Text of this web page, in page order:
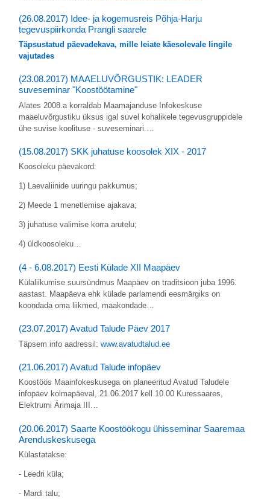
(26.08.2017) Idee- ja kogemusreis Põhja-Harju
tegevuspiirkonda Prangli saarele
Täpsustatud päevadekava, mille leiate käesolevale lingile
vajutades
(23.08.2017) MAAELUVÕRGUSTIK: LEADER
suveseminar "Koostöötamine"
Alates 2008.a korraldab Maamajanduse Infokeskuse
maaeluvõrgustiku üksus igal suvel kohalikele tegevusgruppidele
ühe suvise koolituse - suveseminari.…
(15.08.2017) SKK juhatuse koosolek XIX - 2017
Koosoleku päevakord:
1) Laevaliinide uuringu pakkumus;
2) Meede 1 menetlemise ajakava;
3) juhatuse valimise korra arutelu;
4) üldkoosoleku…
(4 - 6.08.2017) Eesti Külade XII Maapäev
Külaliikumise suursündmus Maapäev on traditsioon juba 1996.
aastast. Maapäeva ehk külade parlamendi eesmärgiks on
koondada oma liikmed, maakondade…
(23.07.2017) Avatud Talude Päev 2017
Täpsem info aadressil: www.avatudtalud.ee
(21.06.2017) Avatud Talude infopäev
Koostöös Maainfokeskusega on planeeritud Avatud Taludele
infopäev kolmapäeval, 21.06.2017 kell 10.00 Kuressaares,
Elektrumi Ärimaja III…
(20.06.2017) Saarte Koostöökogu ühisseminar Saaremaa
Arenduskeskusega
Külastatakse:
- Leedri küla;
- Mardi talu;